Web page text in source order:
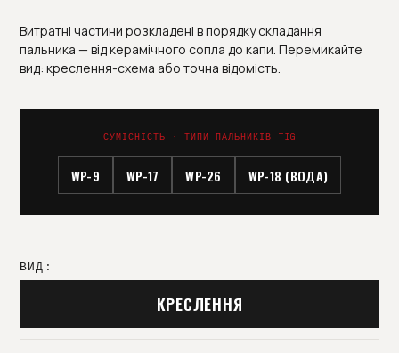
Витратні частини розкладені в порядку складання
пальника — від керамічного сопла до капи. Перемикайте
вид: креслення-схема або точна відомість.
СУМІСНІСТЬ · ТИПИ ПАЛЬНИКІВ TIG
WP-9 WP-17 WP-26 WP-18 (ВОДА)
ВИД:
КРЕСЛЕННЯ